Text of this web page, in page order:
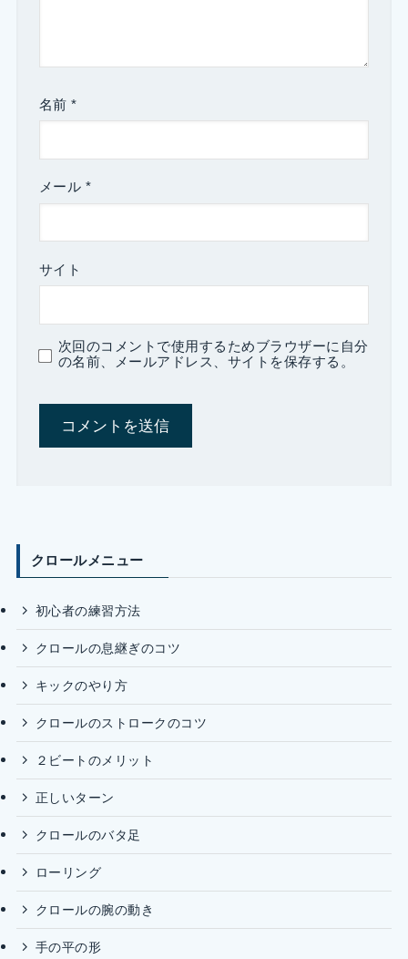
名前*
メール *
サイト
次回のコメントで使用するためブラウザーに自分
の名前、メールアドレス、サイトを保存する。
クロールメニュー
初心者の練習方法
クロールの息継ぎのコツ
キックのやり方
クロールのストロークのコツ
２ビートのメリット
正しいターン
クロールのバタ足
ローリング
クロールの腕の動き
手の平の形